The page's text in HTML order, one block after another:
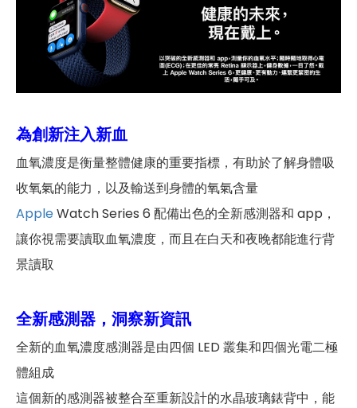
為創新注入新血
血氧濃度是衡量整體健康的重要指標，有助於了解身體吸
收氧氣的能力，以及輸送到身體的氧氣含量
AppleWatch Series 6 配備出色的全新感測器和 app，
讓你視需要讀取血氧濃度，而且在白天和夜晚都能進行背
景讀取
全新感測器，洞察新資訊
全新的血氧濃度感測器是由四個 LED 叢集和四個光電二極
體組成
這個新的感測器被整合至重新設計的水晶玻璃錶背中，能